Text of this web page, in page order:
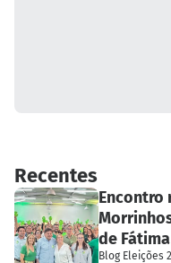
Recentes
Encontro
de
Blog Eleições